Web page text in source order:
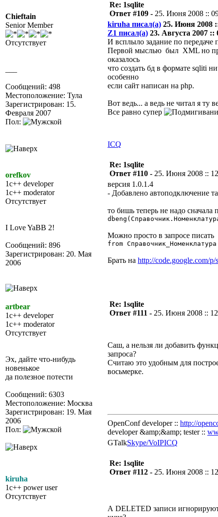
Chieftain
Senior Member
Отсутствует
Сообщений: 498
Местоположение: Тула
Зарегистрирован: 15.
Февраля 2007
Пол:
Re: 1sqlite
Ответ #109 - 25. Июня 2008 ::
kiruha писал(а) 25. Июня 2008
Z1 писал(а) 23. Августа 2007 ::
И всплыло задание по передаче
Первой мыслью был XML но
оказалось
что создать бд в формате sqliti
особенно
если сайт написан на php.
Вот ведь... а ведь не читал я ту
Все равно супер
ICQ
orefkov
1c++ developer
1c++ moderator
Отсутствует
I Love YaBB 2!
Сообщений: 896
Зарегистрирован: 20. Мая
2006
Re: 1sqlite
Ответ #110 - 25. Июня 2008 ::
версия 1.0.1.4
- Добавлено автоподключение
то бишь теперь не надо сначала
Можно просто в запросе писать
from
Брать на http://code.google.com/
artbear
1c++ developer
1c++ moderator
Отсутствует
Эх, дайте что-нибудь
новенькое
да полезное потести
Сообщений: 6303
Местоположение: Москва
Зарегистрирован: 19. Мая
2006
Пол:
Re: 1sqlite
Ответ #111 - 25. Июня 2008 ::
Саш, а нельзя ли добавить
запроса?
Считаю это удобным для
восьмерке.
OpenConf developer :: http://
developer &amp;&amp; tester ::
GTalkSkype/VoIPICQ
kiruha
1c++ power user
Отсутствует
Re: 1sqlite
Ответ #112 - 25. Июня 2008 ::
А DELETED записи